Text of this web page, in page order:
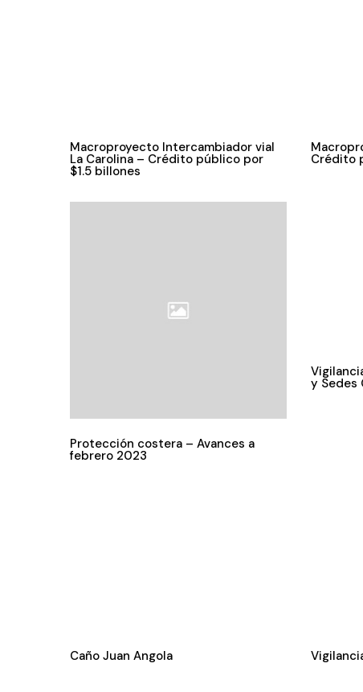
Macroproyecto Intercambiador vial
La Carolina – Crédito público por
$1.5 billones
Crédito
Protección costera – Avances a
febrero 2023
y Sedes
Caño Juan Angola